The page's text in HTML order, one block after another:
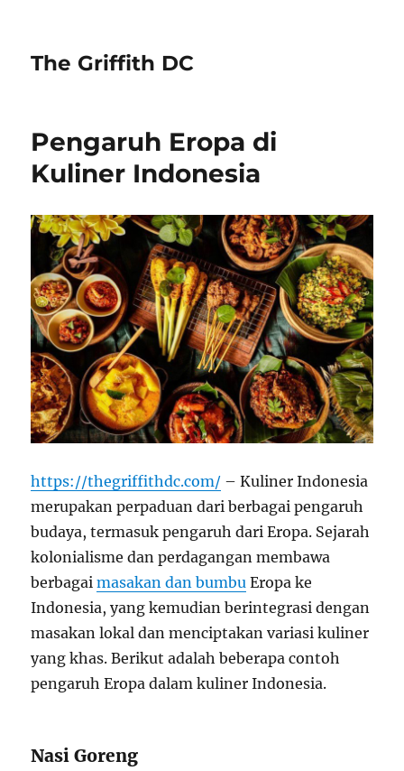
The Griffith DC
Pengaruh Eropa di
Kuliner Indonesia
https://thegriffithdc.com/ – Kuliner Indonesia
merupakan perpaduan dari berbagai pengaruh
budaya, termasuk pengaruh dari Eropa. Sejarah
kolonialisme dan perdagangan membawa
berbagaimasakan dan bumbu Eropa ke
Indonesia, yang kemudian berintegrasi dengan
masakan lokal dan menciptakan variasi kuliner
yang khas. Berikut adalah beberapa contoh
pengaruh Eropa dalam kuliner Indonesia.
Nasi Goreng